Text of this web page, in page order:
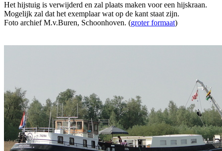
Het hijstuig is verwijderd en zal plaats maken voor een hijskraan.
Mogelijk zal dat het exemplaar wat op de kant staat zijn.
Foto archief M.v.Buren, Schoonhoven. (groter formaat)